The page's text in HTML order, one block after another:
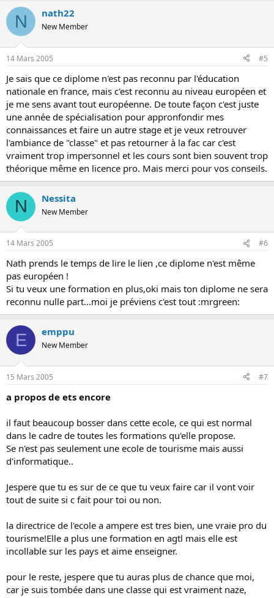
N nath22
New Member
14 Mars 2005 #5
Je sais que ce diplome n'est pas reconnu par l'éducation
nationale en france, mais c'est reconnu au niveau européen et
je me sens avant tout européenne. De toute façon c'est juste
une année de spécialisation pour appronfondir mes
connaissances et faire un autre stage et je veux retrouver
l'ambiance de "classe" et pas retourner à la fac car c'est
vraiment trop impersonnel et les cours sont bien souvent trop
théorique même en licence pro. Mais merci pour vos conseils.
N Nessita
New Member
14 Mars 2005 #6
Nath prends le temps de lire le lien ,ce diplome n'est même
pas européen !
Si tu veux une formation en plus,oki mais ton diplome ne sera
reconnu nulle part...moi je préviens c'est tout :mrgreen:
E emppu
New Member
15 Mars 2005 #7
a propos de ets encore
il faut beaucoup bosser dans cette ecole, ce qui est normal
dans le cadre de toutes les formations qu'elle propose.
Se n'est pas seulement une ecole de tourisme mais aussi
d'informatique..
Jespere que tu es sur de ce que tu veux faire car il vont voir
tout de suite si c fait pour toi ou non.
la directrice de l'ecole a ampere est tres bien, une vraie pro du
tourisme!Elle a plus une formation en agtl mais elle est
incollable sur les pays et aime enseigner.
pour le reste, jespere que tu auras plus de chance que moi,
car je suis tombée dans une classe qui est vraiment naze,